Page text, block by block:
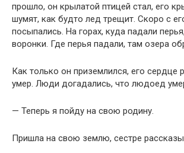
прошло, он крылатой птицей стал, его
шумят, как будто лед трещит. Скоро с
посыпались. На горах, куда падали
воронки. Где перья падали, там озера
Как только он приземлился, его сердце
умер. Люди догадались, что людоед
— Теперь я пойду на свою родину.
Пришла на свою землю, сестре